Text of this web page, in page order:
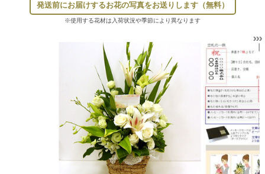
発送前にお届けするお花の写真をお送りします（無料）
※使用する花材は入荷状況や季節により異なります